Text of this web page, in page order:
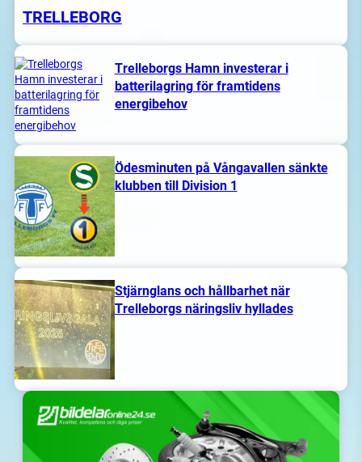
TRELLEBORG
Trelleborgs Hamn investerar i
batterilagring för framtidens
energibehov
Ödesminuten på Vångavallen sänkte
klubben till Division 1
Stjärnglans och hållbarhet när
Trelleborgs näringsliv hyllades